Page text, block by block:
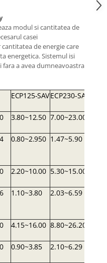
modul si cantitatea de
casei
de energie care
energetica. Sistemul isi
a avea dumneavoastra
ECP125-SAVECP230-SA
3.80~12.50 7.00~23.00
0.80~2.950 1.47~5.90
2.20~10.00 5.30~15.00
1.10~3.80 2.03~6.59
4.15~16.00 8.80~26.20
0.90~3.85 2.10~6.29